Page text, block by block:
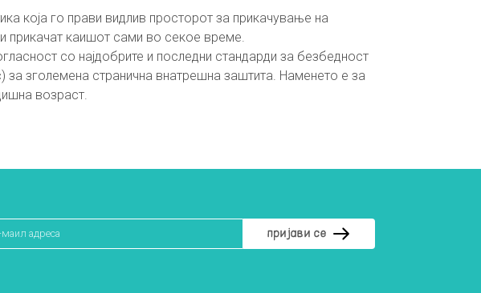
која го прави видлив просторот за прикачување на
прикачат каишот сами во секое време.
со најдобрите и последни стандарди за безбедност
зголемена странична внатрешна заштита. Наменето е за
возраст.